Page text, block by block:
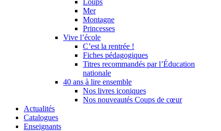
Mer
Montagne
Princesses
Vive l’école
C’est la rentrée !
Fiches pédagogiques
Titres recommandés par l’Éducation
nationale
40 ans à lire ensemble
Nos livres iconiques
Nos nouveautés Coups de cœur
Actualités
Catalogues
Enseignants